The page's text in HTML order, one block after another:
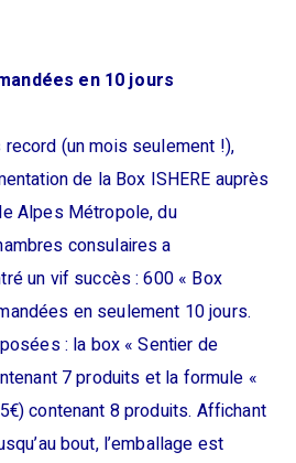
en 10 jours
(un mois seulement !),
de la Box ISHERE auprès
Alpes Métropole, du
consulaires a
un vif succès : 600 « Box
en seulement 10 jours.
: la box « Sentier de
7 produits et la formule «
contenant 8 produits. Affichant
bout, l’emballage est